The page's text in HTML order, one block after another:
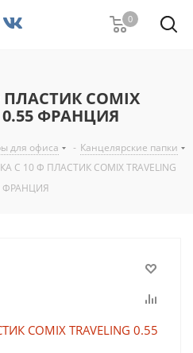
0
COMIX
0.55 ФРАНЦИЯ
для офиса - Канцелярские папки
С 10 Ф ПЛАСТИК COMIX TRAVELING
ФРАНЦИЯ